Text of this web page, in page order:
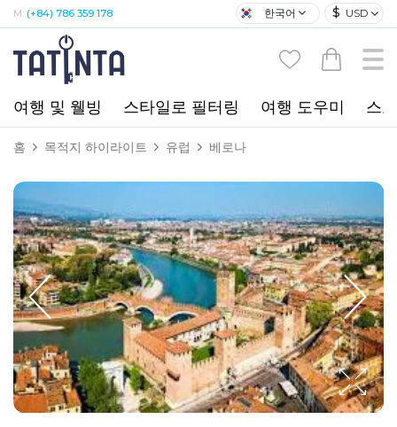
M: (+84) 786 359 178 한국어 $ USD
여행 및 웰빙 스타일로 필터링 여행 도우미 스
홈 목적지 하이라이트 유럽 베로나